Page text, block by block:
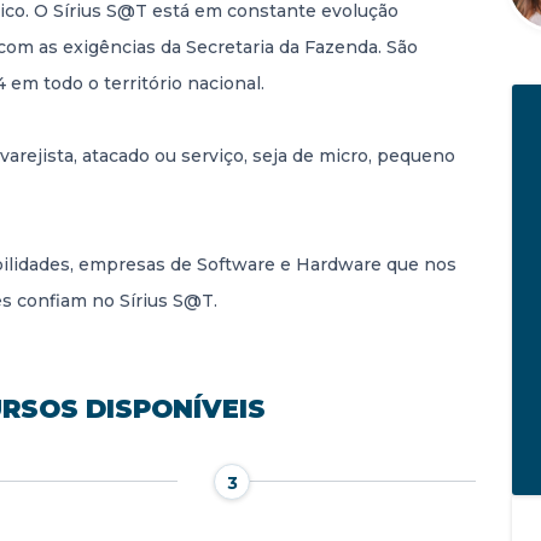
O Sírius S@T está em constante evolução
as exigências da Secretaria da Fazenda. São
em todo o território nacional.
atacado ou serviço, seja de micro, pequeno
empresas de Software e Hardware que nos
confiam no Sírius S@T.
DISPONÍVEIS
3